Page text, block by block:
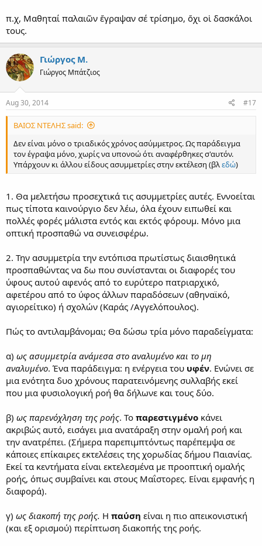
π.χ, Μαθηταί παλαιῶν ἔγραψαν σέ τρίσημο, ὄχι οἱ δασκάλοι
τους.
Γιώργος Μ.
Γιώργος Μπάτζιος
Aug 30, 2014 #17
ΒΑΙΟΣ ΝΤΕΛΗΣ said:
Δεν είναι μόνο ο τριαδικός χρόνος ασύμμετρος. Ως παράδειγμα
τον έγραψα μόνο, χωρίς να υπονοώ ότι αναφέρθηκες σ'αυτόν.
Υπάρχουν κι άλλου είδους ασυμμετρίες στην εκτέλεση (βλεδώ)
1. Θα μελετήσω προσεχτικά τις ασυμμετρίες αυτές. Εννοείται
πως τίποτα καινούργιο δεν λέω, όλα έχουν ειπωθεί και
πολλές φορές μάλιστα εντός και εκτός φόρουμ. Μόνο μια
οπτική προσπαθώ να συνεισφέρω.
2. Την ασυμμετρία την εντόπισα πρωτίστως διαισθητικά
προσπαθώντας να δω που συνίστανται οι διαφορές του
ύφους αυτού αφενός από το ευρύτερο πατριαρχικό,
αφετέρου από το ύφος άλλων παραδόσεων (αθηναϊκό,
αγιορείτικο) ή σχολών (Καράς /Αγγελόπουλος).
Πώς το αντιλαμβάνομαι; Θα δώσω τρία μόνο παραδείγματα:
α) ως ασυμμετρία ανάμεσα στο αναλυμένο και το μη
αναλυμένο. Ένα παράδειγμα: η ενέργεια του υφέν. Ενώνει σε
μια ενότητα δυο χρόνους παρατεινόμενης συλλαβής εκεί
που μια φυσιολογική ροή θα δήλωνε και τους δύο.
β) ως παρενόχληση της ροής. Το παρεστιγμένο κάνει
ακριβώς αυτό, εισάγει μια ανατάραξη στην ομαλή ροή και
την ανατρέπει. (Σήμερα παρεπιμπτόντως παρέπεμψα σε
κάποιες επίκαιρες εκτελέσεις της χορωδίας δήμου Παιανίας.
Εκεί τα κεντήματα είναι εκτελεσμένα με προοπτική ομαλής
ροής, όπως συμβαίνει και στους Μαΐστορες. Είναι εμφανής η
διαφορά).
γ) ως διακοπή της ροής. Η παύση είναι η πιο απεικονιστική
(και εξ ορισμού) περίπτωση διακοπής της ροής.